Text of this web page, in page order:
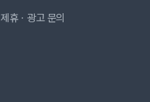
제휴ㆍ광고 문의